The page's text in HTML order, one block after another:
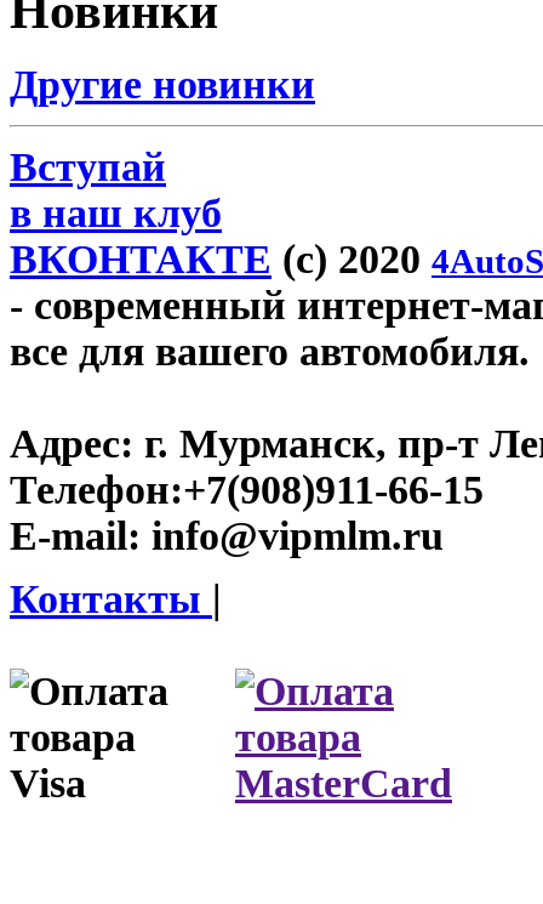
Новинки
Другие новинки
Вступай
в наш клуб
ВКОНТАКТЕ (c) 2020
- современный интернет-
все для вашего автомобиля.
Адрес: г. Мурманск, пр-т
Телефон:+7(908)911-66-15
E-mail: info@vipmlm.ru
Контакты |